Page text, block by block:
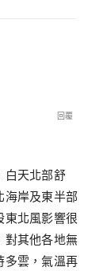
回覆
白天北部舒
海岸及東半部
東北風影響很
對其他各地無
多雲，氣溫再